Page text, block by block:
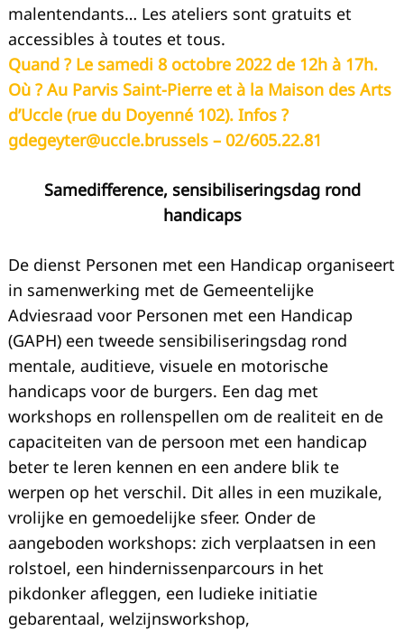
malentendants… Les ateliers sont gratuits et
accessibles à toutes et tous.
Quand ? Le samedi 8 octobre 2022 de 12h à 17h.
Où ? Au Parvis Saint-Pierre et à la Maison des Arts
d’Uccle (rue du Doyenné 102). Infos ?
gdegeyter@uccle.brussels – 02/605.22.81
Samedifference, sensibiliseringsdag rond
handicaps
De dienst Personen met een Handicap organiseert
in samenwerking met de Gemeentelijke
Adviesraad voor Personen met een Handicap
(GAPH) een tweede sensibiliseringsdag rond
mentale, auditieve, visuele en motorische
handicaps voor de burgers. Een dag met
workshops en rollenspellen om de realiteit en de
capaciteiten van de persoon met een handicap
beter te leren kennen en een andere blik te
werpen op het verschil. Dit alles in een muzikale,
vrolijke en gemoedelijke sfeer. Onder de
aangeboden workshops: zich verplaatsen in een
rolstoel, een hindernissenparcours in het
pikdonker afleggen, een ludieke initiatie
gebarentaal, welzijnsworkshop,